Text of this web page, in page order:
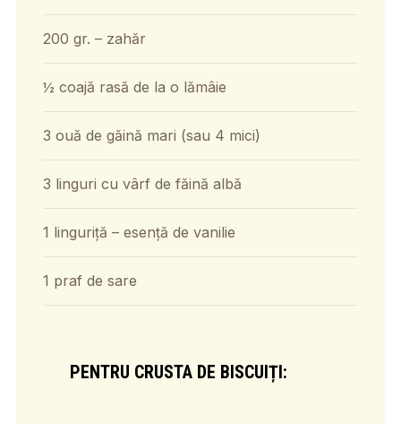
200 gr. – zahăr
½ coajă rasă de la o lămâie
3 ouă de găină mari (sau 4 mici)
3 linguri cu vârf de făină albă
1 linguriță – esență de vanilie
1 praf de sare
PENTRU CRUSTA DE BISCUIȚI: